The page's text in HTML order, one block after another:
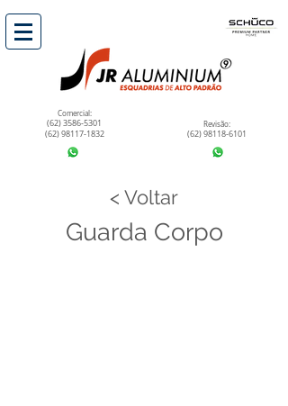
Comercial:
(62) 3586-5301
(62) 98117-1832
Revisão:
(62) 98118-6101
< Voltar
Guarda Corpo